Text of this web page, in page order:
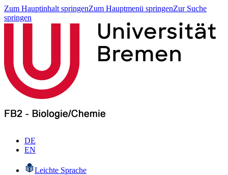
Zum Hauptinhalt springenZum Hauptmenü springenZur Suche
springen
DE
EN
Leichte Sprache